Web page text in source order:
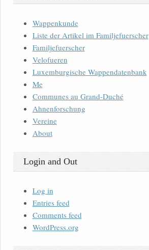
Wappenkunde
Liste der Artikel im Familjefuerscher
Familjefuerscher
Velofueren
Luxemburgische Wappendatenbank
Me
Communes au Grand-Duché
Ahnenforschung
Vereine
About
Login and Out
Log in
Entries feed
Comments feed
WordPress.org